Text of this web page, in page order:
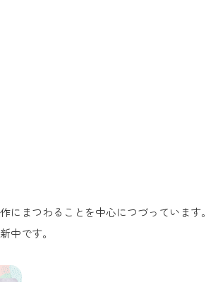
まつわることを中心につづっています。
中です。